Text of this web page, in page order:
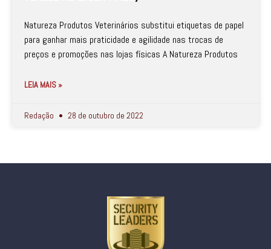
Natureza Produtos Veterinários substitui etiquetas de papel
para ganhar mais praticidade e agilidade nas trocas de
preços e promoções nas lojas físicas A Natureza Produtos
LEIA MAIS »
Redação 28 de outubro de 2022